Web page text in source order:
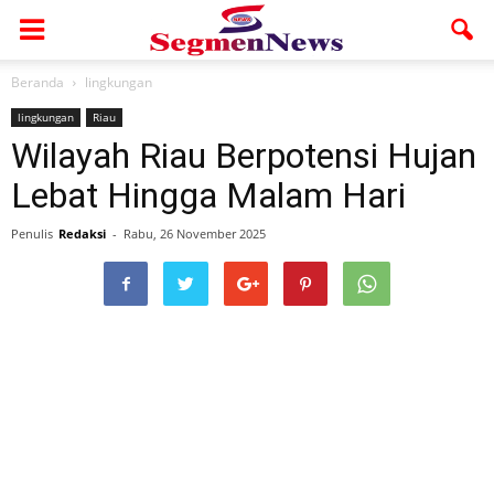
Beranda lingkungan
lingkungan Riau
Wilayah Riau Berpotensi Hujan
Lebat Hingga Malam Hari
Penulis Redaksi - Rabu, 26 November 2025